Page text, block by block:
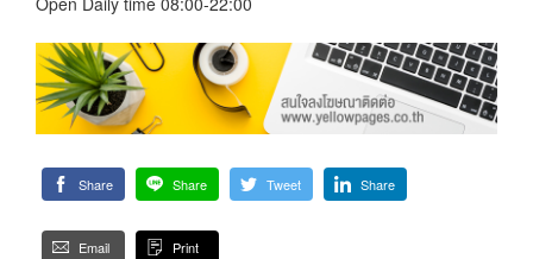
Share Share Tweet Share
Email Print